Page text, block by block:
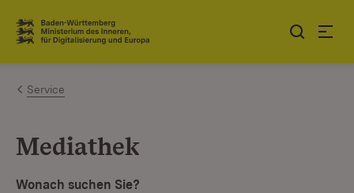
Zum Inhalt springen
Link zur Startseite
Service
Mediathek
Wonach suchen Sie?